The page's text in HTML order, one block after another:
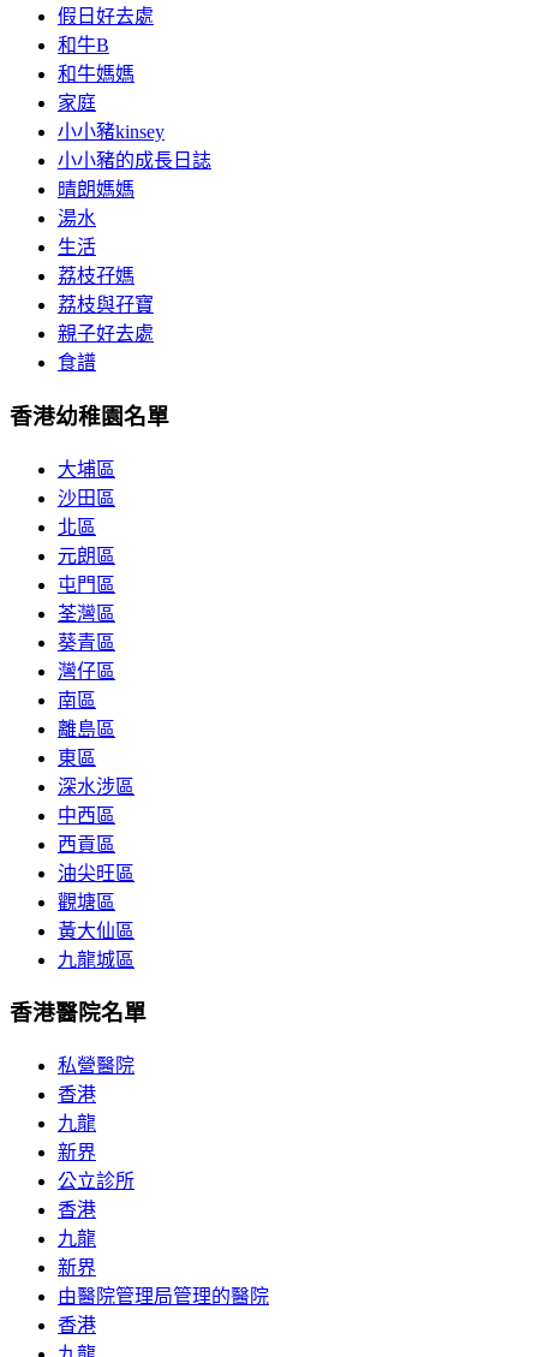
假日好去處
和牛B
和牛媽媽
家庭
小小豬kinsey
小小豬的成長日誌
晴朗媽媽
湯水
生活
荔枝孖媽
荔枝與孖寶
親子好去處
食譜
香港幼稚園名單
大埔區
沙田區
北區
元朗區
屯門區
荃灣區
葵青區
灣仔區
南區
離島區
東區
深水涉區
中西區
西貢區
油尖旺區
觀塘區
黃大仙區
九龍城區
香港醫院名單
私營醫院
香港
九龍
新界
公立診所
香港
九龍
新界
由醫院管理局管理的醫院
香港